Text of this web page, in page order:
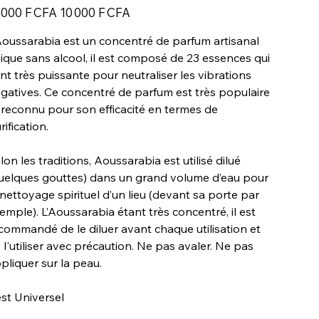
000 F CFA
Prix
promotionnel
10 000 F CFA
est un concentré de parfum artisanal
sans alcool, il est composé de 23 essences qui
très puissante pour neutraliser les vibrations
Ce concentré de parfum est très populaire
pour son efficacité en termes de
les traditions, Aoussarabia est utilisé dilué
gouttes) dans un grand volume d’eau pour
spirituel d’un lieu (devant sa porte par
L’Aoussarabia étant très concentré, il est
de le diluer avant chaque utilisation et
l'utiliser avec précaution. Ne pas avaler. Ne pas
sur la peau.
Universel